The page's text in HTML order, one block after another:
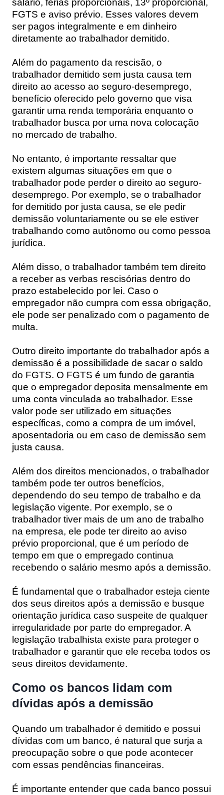
salário, férias proporcionais, 13º proporcional,
FGTS e aviso prévio. Esses valores devem
ser pagos integralmente e em dinheiro
diretamente ao trabalhador demitido.
Além do pagamento da rescisão, o
trabalhador demitido sem justa causa tem
direito ao acesso ao seguro-desemprego,
benefício oferecido pelo governo que visa
garantir uma renda temporária enquanto o
trabalhador busca por uma nova colocação
no mercado de trabalho.
No entanto, é importante ressaltar que
existem algumas situações em que o
trabalhador pode perder o direito ao seguro-
desemprego. Por exemplo, se o trabalhador
for demitido por justa causa, se ele pedir
demissão voluntariamente ou se ele estiver
trabalhando como autônomo ou como pessoa
jurídica.
Além disso, o trabalhador também tem direito
a receber as verbas rescisórias dentro do
prazo estabelecido por lei. Caso o
empregador não cumpra com essa obrigação,
ele pode ser penalizado com o pagamento de
multa.
Outro direito importante do trabalhador após a
demissão é a possibilidade de sacar o saldo
do FGTS. O FGTS é um fundo de garantia
que o empregador deposita mensalmente em
uma conta vinculada ao trabalhador. Esse
valor pode ser utilizado em situações
específicas, como a compra de um imóvel,
aposentadoria ou em caso de demissão sem
justa causa.
Além dos direitos mencionados, o trabalhador
também pode ter outros benefícios,
dependendo do seu tempo de trabalho e da
legislação vigente. Por exemplo, se o
trabalhador tiver mais de um ano de trabalho
na empresa, ele pode ter direito ao aviso
prévio proporcional, que é um período de
tempo em que o empregado continua
recebendo o salário mesmo após a demissão.
É fundamental que o trabalhador esteja ciente
dos seus direitos após a demissão e busque
orientação jurídica caso suspeite de qualquer
irregularidade por parte do empregador. A
legislação trabalhista existe para proteger o
trabalhador e garantir que ele receba todos os
seus direitos devidamente.
Como os bancos lidam com
dívidas após a demissão
Quando um trabalhador é demitido e possui
dívidas com um banco, é natural que surja a
preocupação sobre o que pode acontecer
com essas pendências financeiras.
É importante entender que cada banco possui